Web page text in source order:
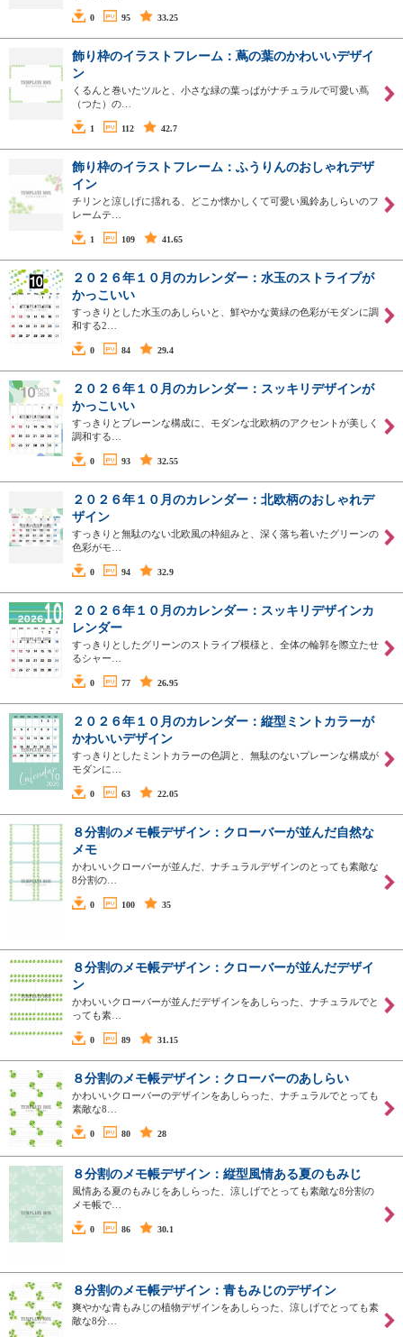
0 95 33.25
飾り枠のイラストフレーム：蔦の葉のかわいいデザイ
ン
くるんと巻いたツルと、小さな緑の葉っぱがナチュラルで可愛い蔦
（つた）の…
1 112 42.7
飾り枠のイラストフレーム：ふうりんのおしゃれデザ
イン
チリンと涼しげに揺れる、どこか懐かしくて可愛い風鈴あしらいのフ
レームテ…
1 109 41.65
２０２６年１０月のカレンダー：水玉のストライプが
かっこいい
すっきりとした水玉のあしらいと、鮮やかな黄緑の色彩がモダンに調
和する2…
0 84 29.4
２０２６年１０月のカレンダー：スッキリデザインが
かっこいい
すっきりとプレーンな構成に、モダンな北欧柄のアクセントが美しく
調和する…
0 93 32.55
２０２６年１０月のカレンダー：北欧柄のおしゃれデ
ザイン
すっきりと無駄のない北欧風の枠組みと、深く落ち着いたグリーンの
色彩がモ…
0 94 32.9
２０２６年１０月のカレンダー：スッキリデザインカ
レンダー
すっきりとしたグリーンのストライプ模様と、全体の輪郭を際立たせ
るシャー…
0 77 26.95
２０２６年１０月のカレンダー：縦型ミントカラーが
かわいいデザイン
すっきりとしたミントカラーの色調と、無駄のないプレーンな構成が
モダンに…
0 63 22.05
８分割のメモ帳デザイン：クローバーが並んだ自然な
メモ
かわいいクローバーが並んだ、ナチュラルデザインのとっても素敵な
8分割の…
0 100 35
８分割のメモ帳デザイン：クローバーが並んだデザイ
ン
かわいいクローバーが並んだデザインをあしらった、ナチュラルでと
っても素…
0 89 31.15
８分割のメモ帳デザイン：クローバーのあしらい
かわいいクローバーのデザインをあしらった、ナチュラルでとっても
素敵な8…
0 80 28
８分割のメモ帳デザイン：縦型風情ある夏のもみじ
風情ある夏のもみじをあしらった、涼しげでとっても素敵な8分割の
メモ帳で…
0 86 30.1
８分割のメモ帳デザイン：青もみじのデザイン
爽やかな青もみじの植物デザインをあしらった、涼しげでとっても素
敵な8分…